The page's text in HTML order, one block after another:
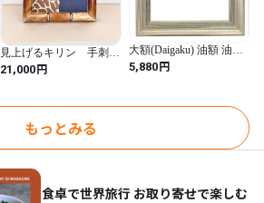
見上げるキリン 手刺繍
アートフレーム｜飾るア
ート
21,000円
大額(Daigaku) 油額 油彩
SM シルバー 8164 素材:
樹脂製
5,880円
もっとみる
食卓で世界旅行 お取り寄せで楽しむ